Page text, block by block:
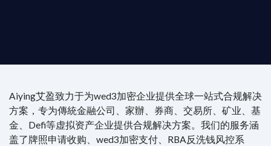
Aiying艾盈致力于为wed3加密企业提供全球一站式合规解决
方案，专为傳統金融公司、家辦、券商、交易所、矿业、基
金、Defi等虚拟资产企业提供合规解决方案。我们的服务涵
盖了牌照申请收购、wed3加密支付、RBA反洗钱风控系